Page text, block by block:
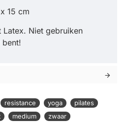
15 cm
Latex. Niet gebruiken
bent!
resistance yoga
pilates
medium
zwaar